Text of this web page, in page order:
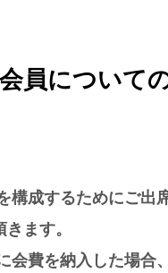
員について
構成するためにご出
ます。
会費を納入した場合